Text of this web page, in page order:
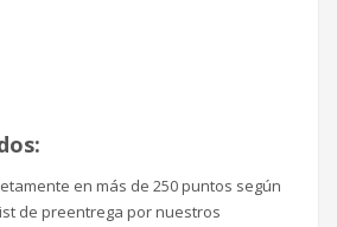
en más de 250 puntos según
de preentrega por nuestros